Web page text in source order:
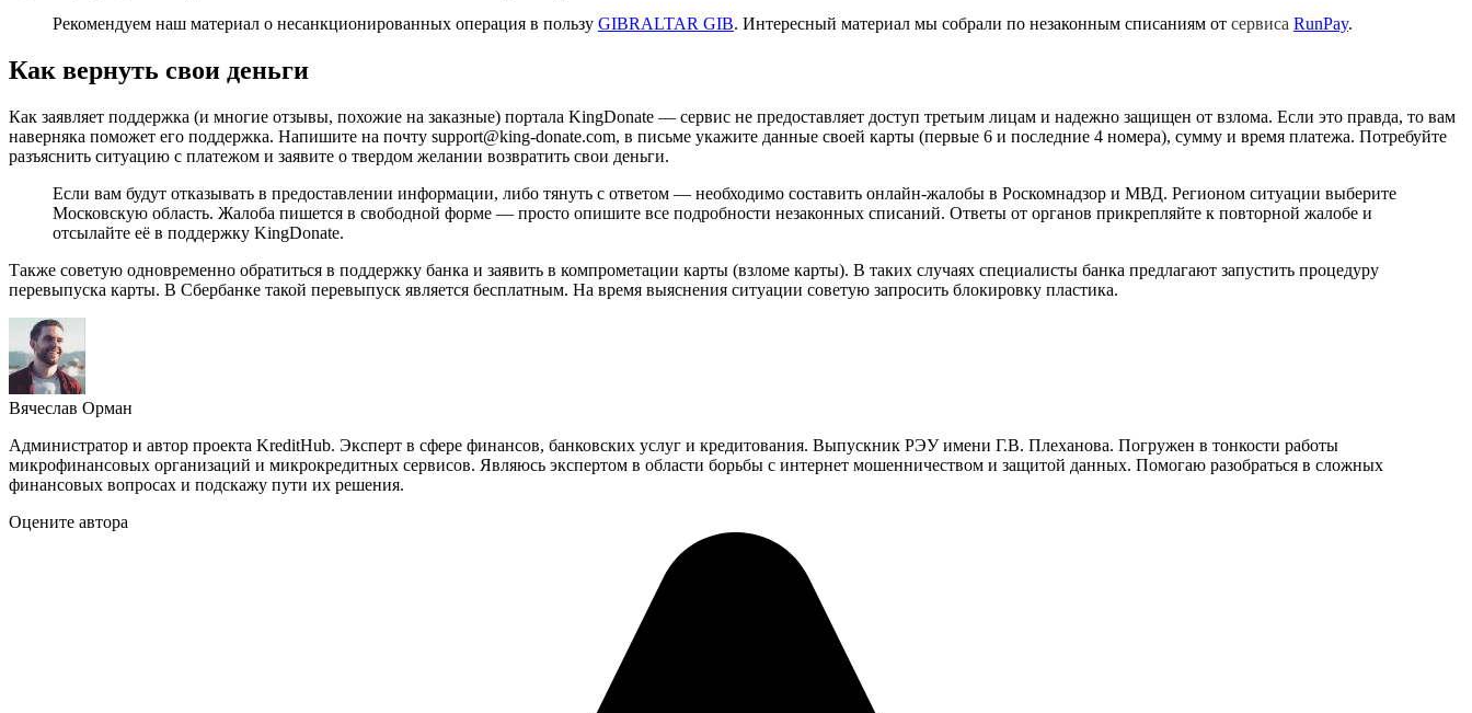
Рекомендуем наш материал о несанкционированных операция в пользу GIBRALTAR GIB. Интересный материал мы собрали по незаконным списаниям от сервиса RunPay.
Как вернуть свои деньги
Как заявляет поддержка (и многие отзывы, похожие на заказные) портала KingDonate — сервис не предоставляет доступ третьим лицам и надежно защищен от взлома. Если это правда, то вам
наверняка поможет его поддержка. Напишите на почту support@king-donate.com, в письме укажите данные своей карты (первые 6 и последние 4 номера), сумму и время платежа. Потребуйте
разъяснить ситуацию с платежом и заявите о твердом желании возвратить свои деньги.
Если вам будут отказывать в предоставлении информации, либо тянуть с ответом — необходимо составить онлайн-жалобы в Роскомнадзор и МВД. Регионом ситуации выберите
Московскую область. Жалоба пишется в свободной форме — просто опишите все подробности незаконных списаний. Ответы от органов прикрепляйте к повторной жалобе и
отсылайте её в поддержку KingDonate.
Также советую одновременно обратиться в поддержку банка и заявить в компрометации карты (взломе карты). В таких случаях специалисты банка предлагают запустить процедуру
перевыпуска карты. В Сбербанке такой перевыпуск является бесплатным. На время выяснения ситуации советую запросить блокировку пластика.
Вячеслав Орман
Администратор и автор проекта KreditHub. Эксперт в сфере финансов, банковских услуг и кредитования. Выпускник РЭУ имени Г.В. Плеханова. Погружен в тонкости работы
микрофинансовых организаций и микрокредитных сервисов. Являюсь экспертом в области борьбы с интернет мошенничеством и защитой данных. Помогаю разобраться в сложных
финансовых вопросах и подскажу пути их решения.
Оцените автора